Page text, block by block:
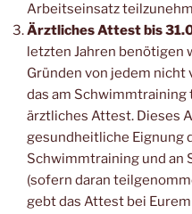
Arbeitseinsatz
Ärztliches Attest bis
letzten Jahren benötigen
Gründen von jedem
das am
ärztliches Attest. Dieses
gesundheitliche Eignung
Schwimmtraining und
(sofern daran
gebt das Attest bei